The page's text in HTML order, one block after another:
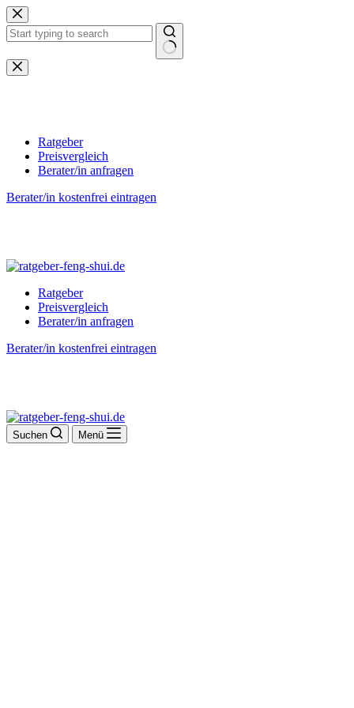
Zum
Inhalt
springen
Keine
Ergebnisse
Ratgeber
Preisvergleich
Berater/in anfragen
Berater/in kostenfrei eintragen
Ratgeber
Preisvergleich
Berater/in anfragen
Berater/in kostenfrei eintragen
Suchen Menü